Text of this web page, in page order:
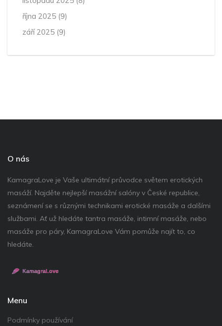
října 2025 (9)
září 2025 (9)
O nás
KamagraLove je Vaše ultimátní průvodce světem erotických
masáží. Najděte nejlepší masážní salóny v České republice,
seznámení se s různými technikami erotické masáže a dalšími
službami. Ať už hledáte tantra masáže, intimní masáže, nebo
masáže pro páry, KamagraLove Vám pomůže najít to, co
hledáte.
Menu
Podmínky používání